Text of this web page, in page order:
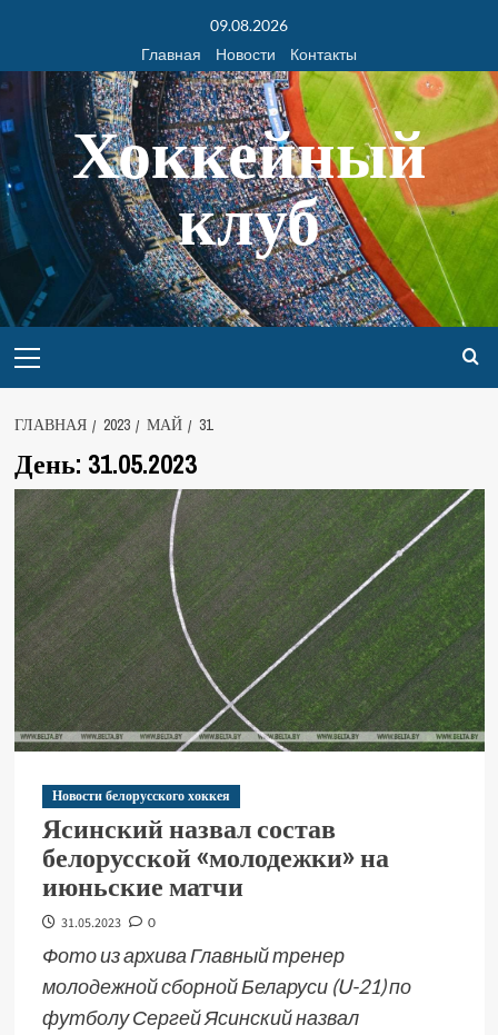
09.08.2026
Главная
Новости Контакты
Хоккейный
клуб
ГЛАВНАЯ 2023 МАЙ 31
День: 31.05.2023
Новости белорусского хоккея
Ясинский назвал состав
белорусской «молодежки» на
июньские матчи
31.05.2023 0
Фото из архива Главный тренер
молодежной сборной Беларуси (U-21) по
футболу Сергей Ясинский назвал